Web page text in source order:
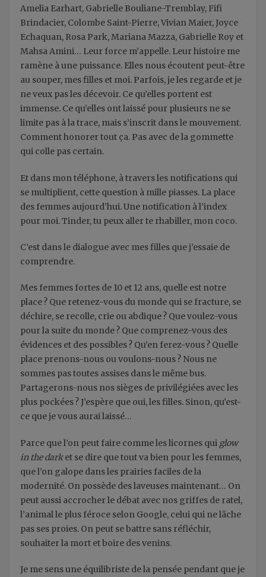
Amelia Earhart, Gabrielle Bouliane-Tremblay, Fifi
Brindacier, Colombe Saint-Pierre, Vivian Maier, Joyce
Echaquan, Rosa Park, Mariana Mazza, Gabrielle Roy et
Mahsa Amini… Leur force m’appelle. Leur histoire me
ramène à une puissance. Elles nous écoutent peut-être
au souper, mes filles et moi. Parfois, je les regarde et je
ne veux pas les décevoir. Ce qu’elles portent est
immense. Ce qu’elles ont laissé pour plusieurs ne se
limite pas à la trace, mais s’inscrit dans le mouvement.
Comment honorer tout ça. Pas avec de la gommette
qui colle pas certain.
Et dans mon téléphone, à travers les notifications qui
se multiplient, cette question à mille piasses. La place
des femmes aujourd’hui. Une notification à l’index
pour moi. Tinder, tu peux aller te rhabiller, mon coco.
C’est dans le dialogue avec mes filles que j’essaie de
comprendre.
Mes femmes fortes de 10 et 12 ans, quelle est notre
place ? Que retenez-vous du monde qui se fracture, se
déchire, se recolle, crie ou abdique ? Que voulez-vous
pour la suite du monde ? Que comprenez-vous des
évidences et des possibles ? Qu’en ferez-vous ? Quelle
place prenons-nous ou voulons-nous ? Nous ne
sommes pas toutes assises dans le même bus.
Partagerons-nous nos sièges de privilégiées avec les
plus pockées ? J’espère que oui, les filles. Sinon, qu’est-
ce que je vous aurai laissé…
Parce que l’on peut faire comme les licornes qui glow
in the darket se dire que tout va bien pour les femmes,
que l’on galope dans les prairies faciles de la
modernité. On possède des laveuses maintenant… On
peut aussi accrocher le débat avec nos griffes de ratel,
l’animal le plus féroce selon Google, celui qui ne lâche
pas ses proies. On peut se battre sans réfléchir,
souhaiter la mort et boire des venins.
Je me sens une équilibriste de la pensée pendant que je